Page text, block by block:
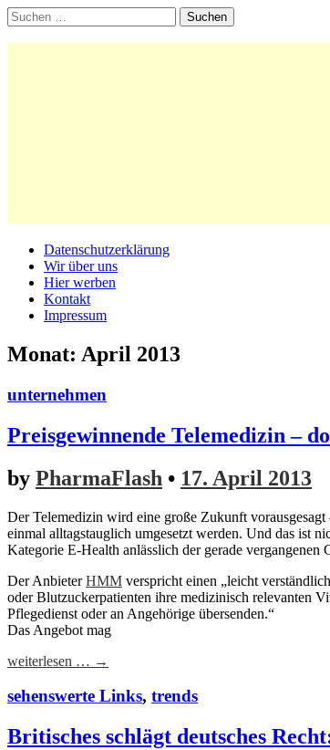
Suchen
nach:
Main
menu
Skip
content
Datenschutzerklärung
Wir über uns
Hier werben
Kontakt
Impressum
Monat: April 2013
unternehmen
Preisgewinnende Telemedizin –
by PharmaFlash • 17. April 2013
Der Telemedizin wird eine große Zukunft vorausgesagt
einmal alltagstauglich umgesetzt werden. Und das ist
Kategorie E-Health anlässlich der gerade
Der AnbieterHMM verspricht einen „leicht
oder Blutzuckerpatienten ihre medizinisch relevanten
Pflegedienst oder an Angehörige übersenden.“
Das Angebot mag
weiterlesen … →
sehenswerte Links, trends
Britisches schlägt deutsches